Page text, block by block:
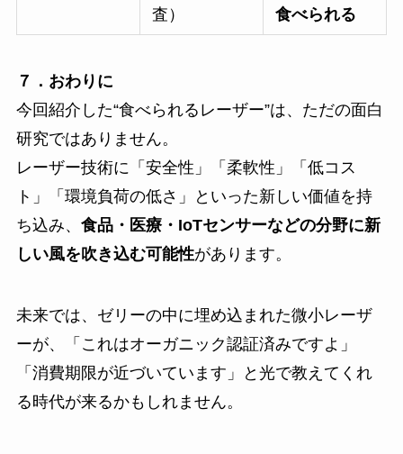
査）
食べられる
７．おわりに
今回紹介した“食べられるレーザー”は、ただの面白
研究ではありません。
レーザー技術に「安全性」「柔軟性」「低コス
ト」「環境負荷の低さ」といった新しい価値を持
ち込み、 食品・医療・IoTセンサーなどの分野に新
しい風を吹き込む可能性があります。
未来では、ゼリーの中に埋め込まれた微小レーザ
ーが、「これはオーガニック認証済みですよ」
「消費期限が近づいています」と光で教えてくれ
る時代が来るかもしれません。